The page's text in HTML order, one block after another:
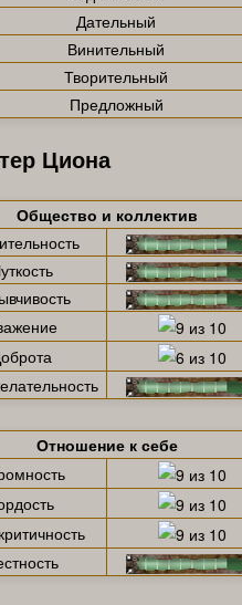
Дательный
Винительный
Творительный
Предложный
Циона
Общество и коллектив
Отношение к себе